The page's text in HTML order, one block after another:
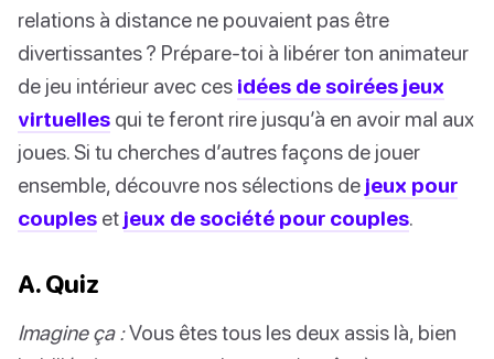
relations à distance ne pouvaient pas être
divertissantes ? Prépare-toi à libérer ton animateur
de jeu intérieur avec ces idées de soirées jeux
virtuelles qui te feront rire jusqu’à en avoir mal aux
joues. Si tu cherches d’autres façons de jouer
ensemble, découvre nos sélections de jeux pour
couples et jeux de société pour couples
A. Quiz
Imagine ça :Vous êtes tous les deux assis là, bien